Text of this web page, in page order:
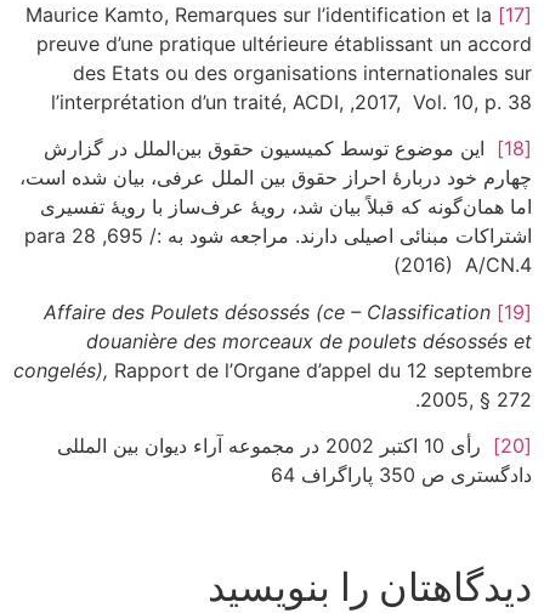
[17]
Maurice Kamto, Remarques sur l’identification et la
preuve d’une pratique ultérieure établissant un accord
des Etats ou des organisations internationales sur
l’interprétation d’un traité, ACDI, ,2017, Vol. 10, p. 38
[18]
این موضوع توسط کمیسیون حقوق بین‌الملل در گزارش
چهارم خود دربارۀ احراز حقوق بین الملل عرفی، بیان شده است،
اما همان‌گونه که قبلاً بیان شد، رویۀ عرف‌ساز با رویۀ تفسیری
اشتراکات مبنائی اصیلی دارند. مراجعه شود به :/ 695, para 28
(2016) A/CN.4
[19]
Affaire des Poulets désossés (ce – Classification
douanière des morceaux de poulets désossés et
congelés), Rapport de l’Organe d’appel du 12 septembre
2005, § 272.
[20]
رأی 10 اکتبر 2002 در مجموعه آراء دیوان بین المللی
دادگستری ص 350 پاراگراف 64
دیدگاهتان را بنویسید